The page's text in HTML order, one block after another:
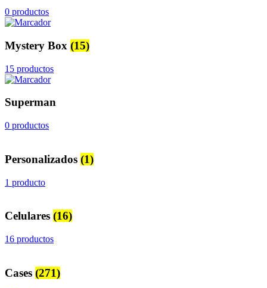
0 productos
Mystery Box (15)
15 productos
Superman
0 productos
Personalizados (1)
1 producto
Celulares (16)
16 productos
Cases (271)